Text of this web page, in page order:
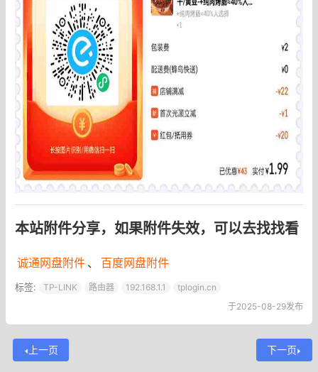
本站附件分享，如果附件失效，可以去找找看
诚通网盘附件 、 百度网盘附件
标签: TP-LINK 路由器 192.168.1.1
tplogin.cn
于2025-08-29发布
上一页 下一页